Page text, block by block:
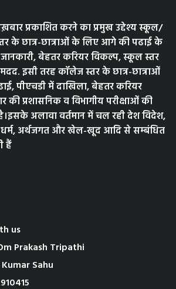
प्रकाशित करने का प्रमुख उद्देश्य स्कूल/
के छात्र-छात्राओं के लिए आगे की पढाई के
जानकारी, बेहतर करियर विकल्प, स्कूल स्तर
इसी तरह कॉलेज स्तर के छात्र-छात्राओं
पीएचडी में दाखिला, बेहतर करियर
की प्रशासनिक व विभागीय परीक्षाओं की
अलावा वर्तमान में चल रही देश विदेश,
धर्म, अर्थजगत और खेल-खूद आदि से सम्बंधित
हैं
us
Prakash Tripathi
Sahu